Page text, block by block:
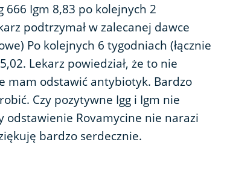
666 Igm 8,83 po kolejnych 2
podtrzymał w zalecanej dawce
Po kolejnych 6 tygodniach (łącznie
Lekarz powiedział, że to nie
mam odstawić antybiotyk. Bardzo
Czy pozytywne Igg i Igm nie
odstawienie Rovamycine nie narazi
bardzo serdecznie.